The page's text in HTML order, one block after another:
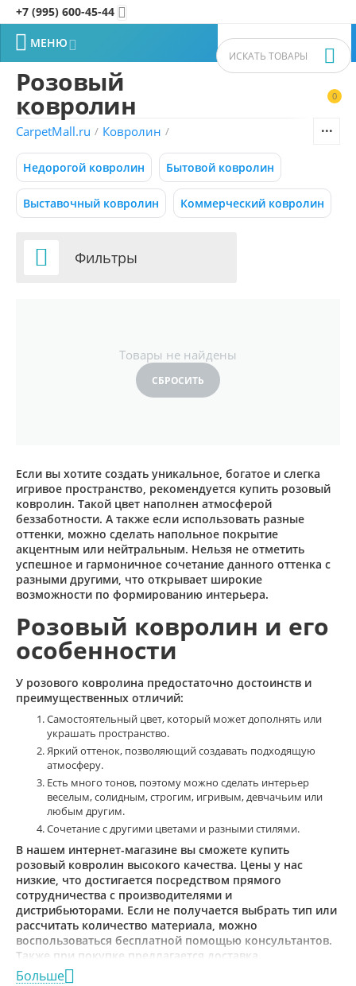
+7 (995) 600-45-44 
0


 МЕНЮ
Фильтры товаров
Р – Р
Розовый
ковролин
CarpetMall.ru / Ковролин /
Недорогой ковролин Бытовой ковролин
Выставочный ковролин Коммерческий ковролин
 Фильтры
Товары не найдены
СБРОСИТЬ
Если вы хотите создать уникальное, богатое и слегка
игривое пространство, рекомендуется купить розовый
ковролин. Такой цвет наполнен атмосферой
беззаботности. А также если использовать разные
оттенки, можно сделать напольное покрытие
акцентным или нейтральным. Нельзя не отметить
успешное и гармоничное сочетание данного оттенка с
разными другими, что открывает широкие
возможности по формированию интерьера.
Розовый ковролин и его
особенности
У розового ковролина предостаточно достоинств и
преимущественных отличий:
Самостоятельный цвет, который может дополнять или
украшать пространство.
Яркий оттенок, позволяющий создавать подходящую
атмосферу.
Есть много тонов, поэтому можно сделать интерьер
веселым, солидным, строгим, игривым, девчачьим или
любым другим.
Сочетание с другими цветами и разными стилями.
В нашем интернет-магазине вы сможете купить
розовый ковролин высокого качества. Цены у нас
низкие, что достигается посредством прямого
сотрудничества с производителями и
дистрибьюторами. Если не получается выбрать тип или
рассчитать количество материала, можно
воспользоваться бесплатной помощью консультантов.
Также при покупке предлагается доставка.
Больше